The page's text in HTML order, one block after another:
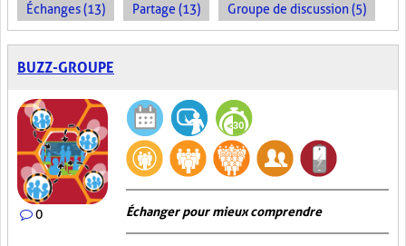
Échanges (13) Partage (13) Groupe de discussion (5)
BUZZ-GROUPE
0 Échanger pour mieux comprendre